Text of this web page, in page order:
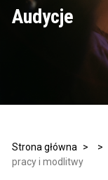
Audycje
Strona główna > >
pracy i modlitwy